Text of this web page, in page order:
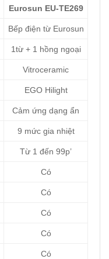
Eurosun EU-TE269
Bếp điện từ Eurosun
1từ + 1 hồng ngoại
Vitroceramic
EGO Hilight
Cảm ứng dạng ẩn
9 mức gia nhiệt
Từ 1 đến 99p’
Có
Có
Có
Có
Có